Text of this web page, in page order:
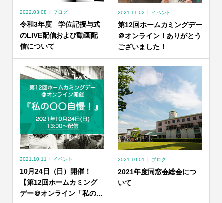
2022.03.08 ブログ
令和3年度 学位記授与式
のLIVE配信および動画配
信について
2021.11.02 イベント
第12回ホームカミングデー
＠オンライン！ありがとう
ございました！
2021.10.11 イベント
10月24日（日）開催！
【第12回ホームカミング
デー＠オンライン「私の...
2021.10.01 ブログ
2021年度同窓会総会につ
いて